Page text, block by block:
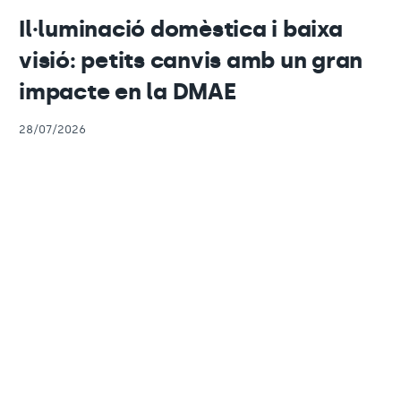
Il·luminació domèstica i baixa
visió: petits canvis amb un gran
impacte en la DMAE
28/07/2026